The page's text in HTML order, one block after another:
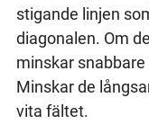
stigande linjen
diagonalen. Om
minskar
Minskar de
vita fältet.